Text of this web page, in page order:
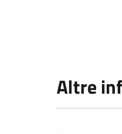
Altre